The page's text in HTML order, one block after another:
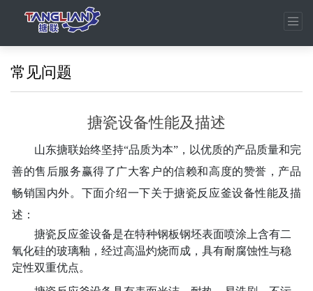
常见问题
搪瓷设备性能及描述
山东搪联始终坚持“品质为本”，以优质的产品质量和完
善的售后服务赢得了广大客户的信赖和高度的赞誉，产品
畅销国内外。下面介绍一下关于搪瓷反应釜设备性能及描
述：
搪瓷反应釜设备是在特种钢板钢坯表面喷涂上含有二
氧化硅的玻璃釉，经过高温灼烧而成，具有耐腐蚀性与稳
定性双重优点。